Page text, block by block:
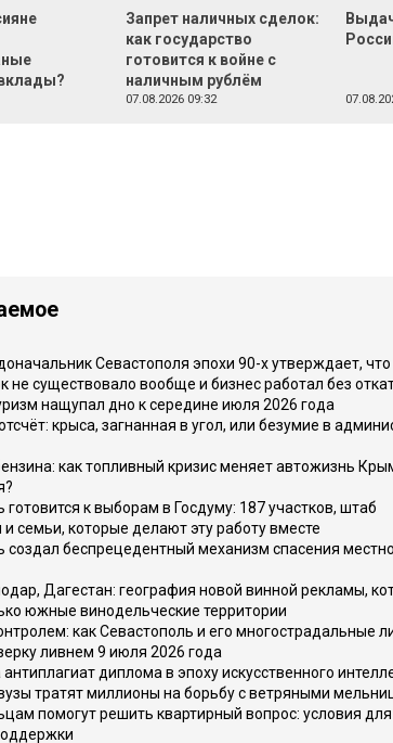
Запрет наличных сделок:
как государство
готовится к войне с
наличным рублём
07.08.2026 09:32
Севастополя эпохи 90-х утверждает, что
не существовало вообще и бизнес работал без
нащупал дно к середине июля 2026 года
крыса, загнанная в угол, или безумие в
как топливный кризис меняет автожизнь
готовится к выборам в Госдуму: 187 участков, штаб
семьи, которые делают эту работу вместе
создал беспрецедентный механизм спасения
Дагестан: география новой винной рекламы,
южные винодельческие территории
как Севастополь и его многострадальные
ливнем 9 июля 2026 года
диплома в эпоху искусственного
тратят миллионы на борьбу с ветряными
помогут решить квартирный вопрос: условия для